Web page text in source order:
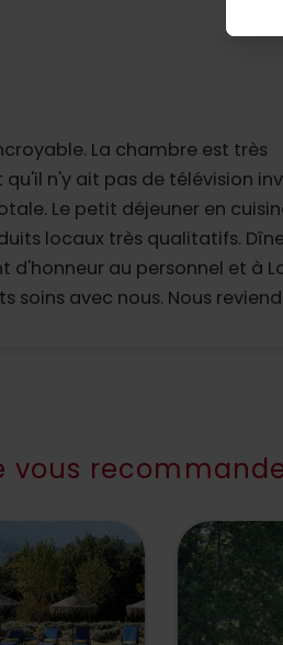
La chambre est très
n'y ait pas de télévision
Le petit déjeuner en
locaux très qualitatifs.
d'honneur au personnel et à
soins avec nous. Nous
vous